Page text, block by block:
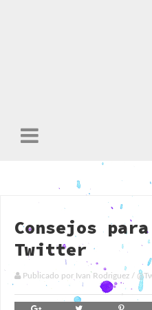
Consejos
Twitter
Publicado por Ivan Rodriguez /